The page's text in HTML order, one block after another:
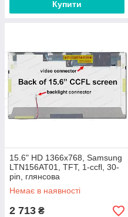
Купити
15.6" HD 1366x768, Samsung
LTN156AT01, TFT, 1-ccfl, 30-
pin, глянсова
Немає в наявності
2 713 ₴